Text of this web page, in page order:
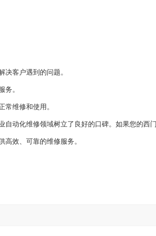
客户遇到的问题。
务。
常维修和使用。
动化维修领域树立了良好的口碑。如果您的西
效、可靠的维修服务。